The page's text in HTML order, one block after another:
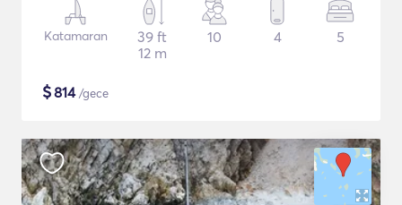
Katamaran
39 ft
12 m
10 4 5
$814/gece